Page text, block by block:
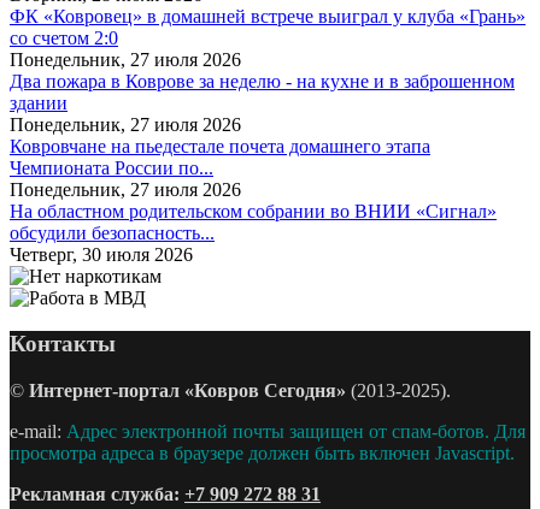
ФК «Ковровец» в домашней встрече выиграл у клуба «Грань»
со счетом 2:0
Понедельник, 27 июля 2026
Два пожара в Коврове за неделю - на кухне и в заброшенном
здании
Понедельник, 27 июля 2026
Ковровчане на пьедестале почета домашнего этапа
Чемпионата России по...
Понедельник, 27 июля 2026
На областном родительском собрании во ВНИИ «Сигнал»
обсудили безопасность...
Четверг, 30 июля 2026
Контакты
© Интернет-портал «Ковров Сегодня» (2013-2025).
e-mail: Адрес электронной почты защищен от спам-ботов. Для
просмотра адреса в браузере должен быть включен Javascript.
Рекламная служба: +7 909 272 88 31